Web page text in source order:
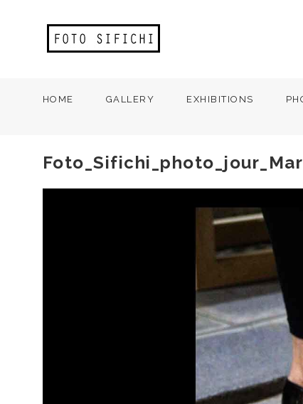
HOME GALLERY EXHIBITIONS